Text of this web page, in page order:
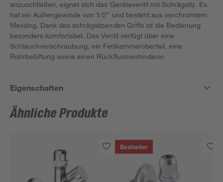
anzuschließen, eignet sich das Geräteventil mit Schrägsitz. Es
hat ein Außengewinde von 1/2" und besteht aus verchromtem
Messing. Dank des schrägsitzenden Griffs ist die Bedienung
besonders komfortabel. Das Ventil verfügt über eine
Schlauchverschraubung, ein Fettkammeroberteil, eine
Rohrbelüftung sowie einen Rückflussverhinderer.
Eigenschaften
Ähnliche Produkte
Bestseller